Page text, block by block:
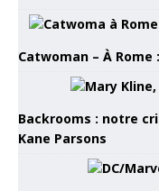
Catwoman – À
Backrooms : notre
Kane Parsons